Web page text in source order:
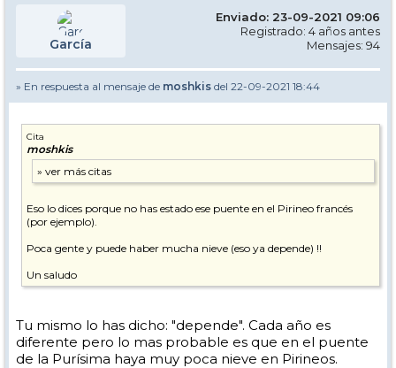
García
Enviado: 23-09-2021 09:06
Registrado: 4 años antes
Mensajes: 94
» En respuesta al mensaje de moshkis del 22-09-2021 18:44
Cita
moshkis
Eso lo dices porque no has estado ese puente en el Pirineo francés
(por ejemplo).
Poca gente y puede haber mucha nieve (eso ya depende) !!
Un saludo
Tu mismo lo has dicho: "depende". Cada año es
diferente pero lo mas probable es que en el puente
de la Purísima haya muy poca nieve en Pirineos.